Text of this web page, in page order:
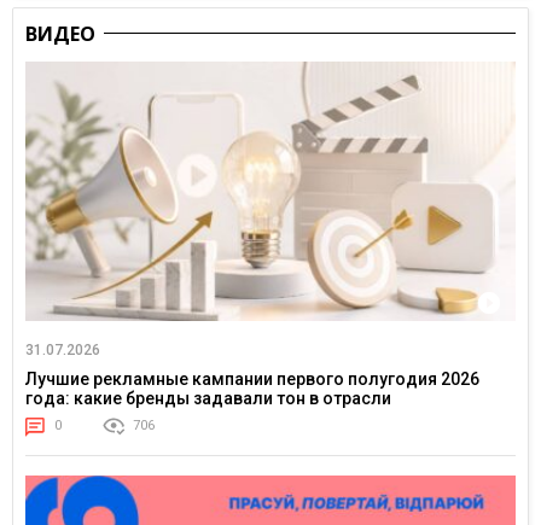
ВИДЕО
31.07.2026
Лучшие рекламные кампании первого полугодия 2026
года: какие бренды задавали тон в отрасли
0 706